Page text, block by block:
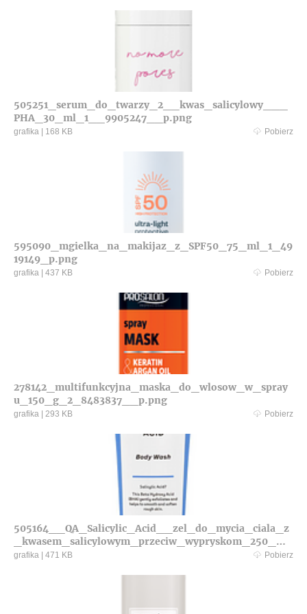
505251_serum_do_twarzy_2__kwas_salicylowy___
PHA_30_ml_1__9905247__p.png
grafika | 168 KB Pobierz
595090_mgielka_na_makijaz_z_SPF50_75_ml_1_49
19149_p.png
grafika | 437 KB Pobierz
278142_multifunkcyjna_maska_do_wlosow_w_spray
u_150_g_2_8483837__p.png
grafika | 293 KB Pobierz
505164__QA_Salicylic_Acid__zel_do_mycia_ciala_z
_kwasem_salicylowym_przeciw_wypryskom_250_ml
__BB__1__p.png
grafika | 471 KB Pobierz